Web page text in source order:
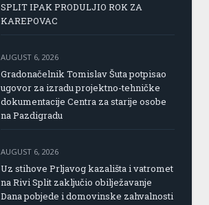
SPLIT IPAK PRODULJIO ROK ZA
KAREPOVAC
AUGUST 6, 2026
Gradonačelnik Tomislav Šuta potpisao
ugovor za izradu projektno-tehničke
dokumentacije Centra za starije osobe
na Pazdigradu
AUGUST 6, 2026
Uz stihove Prljavog kazališta i vatromet
na Rivi Split zaključio obilježavanje
Dana pobjede i domovinske zahvalnosti